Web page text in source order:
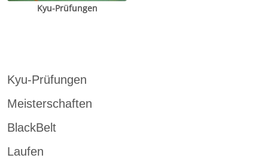
Kyu-Prüfungen
Kyu-Prüfungen
Meisterschaften
BlackBelt
Laufen